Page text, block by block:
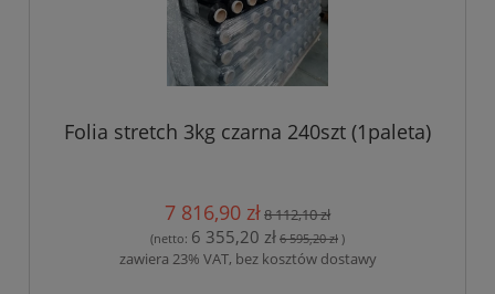
Folia stretch 3kg czarna 240szt (1paleta)
7 816,90 zł8 112,10 zł
(netto: 6 355,20 zł 6 595,20 zł )
zawiera 23% VAT, bez kosztów dostawy